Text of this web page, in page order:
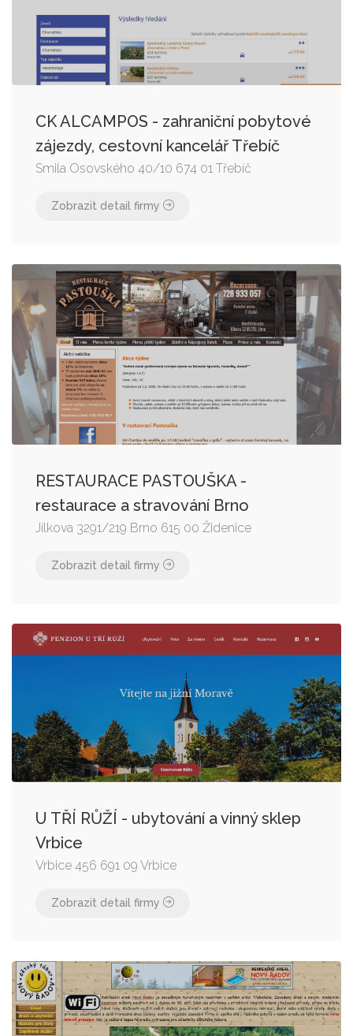
CK ALCAMPOS - zahraniční pobytové
zájezdy, cestovní kancelář Třebíč
Smila Osovského 40/10 674 01 Třebíč
Zobrazit detail firmy
RESTAURACE PASTOUŠKA -
restaurace a stravování Brno
Jílkova 3291/219 Brno 615 00 Židenice
Zobrazit detail firmy
U TŘÍ RŮŽÍ - ubytování a vinný sklep
Vrbice
Vrbice 456 691 09 Vrbice
Zobrazit detail firmy